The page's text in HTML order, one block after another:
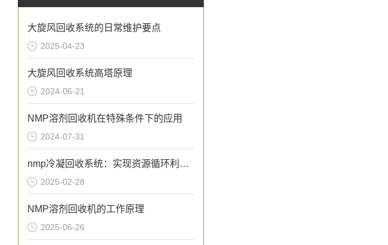
大旋风回收系统的日常维护要点
2025-04-23
大旋风回收系统高塔原理
2024-06-21
NMP溶剂回收机在特殊条件下的应用
2024-07-31
nmp冷凝回收系统：实现资源循环利用的关键设备
2025-02-28
NMP溶剂回收机的工作原理
2025-06-26